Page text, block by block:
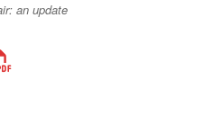
an update